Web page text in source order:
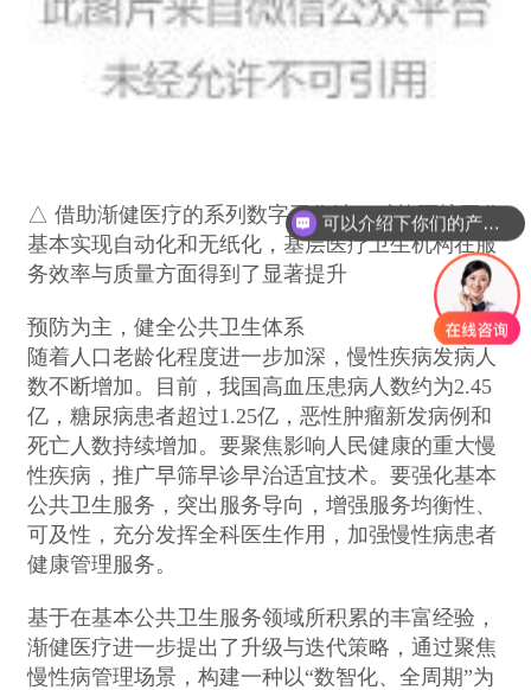
△ 借助渐健医疗的系列数字工作站，赋能医护工作
基本实现自动化和无纸化，基层医疗卫生机构在服
务效率与质量方面得到了显著提升
预防为主，健全公共卫生体系
随着人口老龄化程度进一步加深，慢性疾病发病人
数不断增加。目前，我国高血压患病人数约为2.45
亿，糖尿病患者超过1.25亿，恶性肿瘤新发病例和
死亡人数持续增加。要聚焦影响人民健康的重大慢
性疾病，推广早筛早诊早治适宜技术。要强化基本
公共卫生服务，突出服务导向，增强服务均衡性、
可及性，充分发挥全科医生作用，加强慢性病患者
健康管理服务。
基于在基本公共卫生服务领域所积累的丰富经验，
渐健医疗进一步提出了升级与迭代策略，通过聚焦
慢性病管理场景，构建一种以“数智化、全周期”为
可以介绍下你们的产品么？